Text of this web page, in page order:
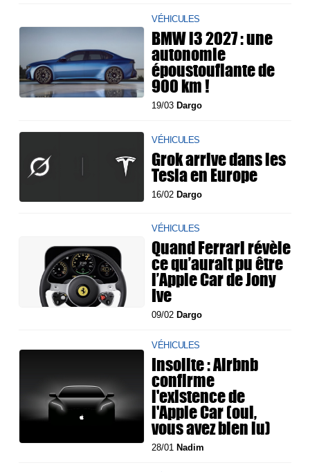
VÉHICULES
BMW i3 2027 : une
autonomie
époustouflante de
900 km !
19/03 Dargo
VÉHICULES
Grok arrive dans les
Tesla en Europe
16/02Dargo
VÉHICULES
Quand Ferrari révèle
ce qu’aurait pu être
l’Apple Car de Jony
Ive
09/02 Dargo
VÉHICULES
Insolite : Airbnb
confirme
l'existence de
l'Apple Car (oui,
vous avez bien lu)
28/01 Nadim